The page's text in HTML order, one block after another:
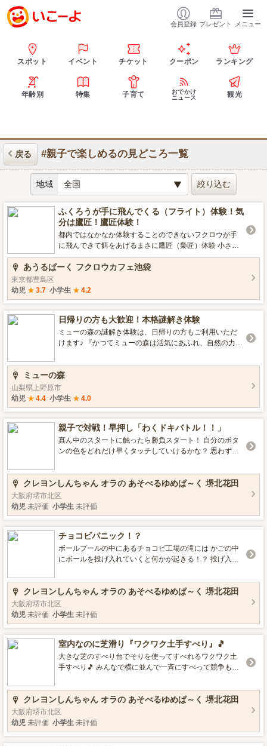
会員登録 プレゼント メニュー
スポット イベント チケット クーポン ランキング
年齢別 特集 子育て
おでかけ
ニュース
観光
戻る #親子で楽しめるの見どころ一覧
地域
ふくろうが手に飛んでくる（フライト）体験！気
分は鷹匠！鷹匠体験！
都内ではなかなか体験することのできないフクロウが手
に飛んできて餌をあげるまさに鷹匠（梟匠）体験 小さい
お子様でも大人の方と一緒に出来ます。手に飛来するふ
くろう体験で驚きと感動を！！ お子様が怖がらなければ
ウの体調により出来ないことも ありますのでその点はご
理解ください。 体験型フクロウカフェあうるぱーくの一
番人気の体験！！ ふくろうのフライト体験（鷹匠体験）
あうるぱーく フクロウカフェ池袋
東京都豊島区
幼児 ★ 3.7 小学生 ★ 4.2
日帰りの方も大歓迎！本格謎解き体験
ミューの森の謎解き体験は、日帰りの方もご利用いただ
けます♪ 『かつてミューの森は活気にあふれ、自然の力を
そから来た者たちが押し寄せてきて…。』 ミューの森に
残されたストーリーにそって、 フィールド内に散りばめ
られた謎に挑戦する、謎解き冒険イベント。 ◆料金◆ 3,
000円(税込)/1グループ ※1グループ4名まで参加可 ※3
歳以上から人数に含みます。 ※1グループにつき謎解き冒
険キットは1セットお渡しします。 謎解き冒険キットの
追加は1キットにつき3,000円(税込)いただきます。 ◆定
員◆ 各回20グループ 定員に届き次第、受付を終了させて
いただきます。 ◆予約◆ 当日、本館フロントにて受付を
酒されている方はご参加できません。 ・動きやすい服装
でご参加ください。 （サンダル履き、スカート不可） ・
雨天決行、荒天中止 ※強風、雷の場合は開始10分前に最
終判断を行います。 ◆持ち物◆ ・お飲み物、汗ふきタオ
ル、帽子、雨天時は雨具 ※日焼け止め、虫除けなどある
と便利です。
ミューの森
山梨県上野原市
幼児 ★ 4.4 小学生 ★ 4.0
親子で対戦！早押し「わくドキバトル！！」
真ん中のスタートに触ったら勝負スタート！ 自分のボタ
ンの色をどれだけ早くタッチしていけるかな？ 思わず大
らチャレンジしてみてね🎵 コツは少し離れて5個のボタン
全体が見える位置にスタンバイすること✨
クレヨンしんちゃん オラの あそべるゆめぱ～く 堺北花田
大阪府堺市北区
幼児 未評価 小学生 未評価
チョコビパニック！？
ボールプールの中にあるチョコビ工場の滝には かごの中
にボールを投げ入れていくと何かが起きる！？ 投げ入れ
クスの穴にボールをいれればOK びゅーんっと入れたボー
ルがかごの中に入っていくよ🎵
クレヨンしんちゃん オラの あそべるゆめぱ～く 堺北花田
大阪府堺市北区
幼児 未評価 小学生 未評価
室内なのに芝滑り『ワクワク土手すべり』🎵
大きな芝のすべり台でそりを使ってすべれるワクワク土
手すべり🎵 みんなで横に並んで一斉にすべって競争も出
とドキドキ…
クレヨンしんちゃん オラの あそべるゆめぱ～く 堺北花田
大阪府堺市北区
幼児 未評価 小学生 未評価